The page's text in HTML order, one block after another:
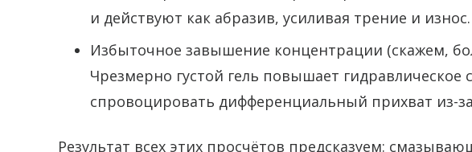
и действуют как абразив, усиливая трение и износ.
Избыточное завышение концентрации (скажем,
Чрезмерно густой гель повышает
спровоцировать дифференциальный прихват из-
Результат всех этих просчётов предсказуем: